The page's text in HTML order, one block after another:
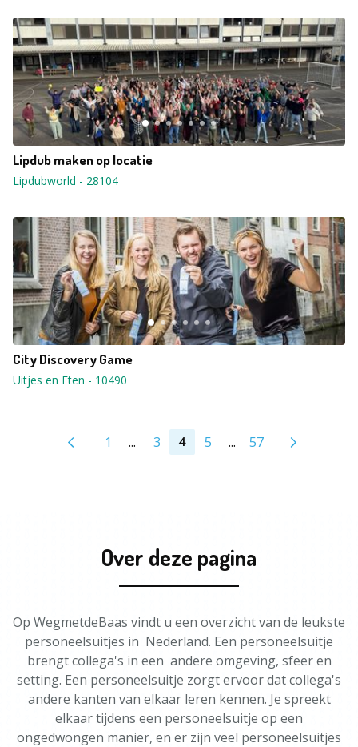
Lipdub maken op locatie
Lipdubworld - 28104
City Discovery Game
Uitjes en Eten - 10490
1 ... 3 4 5 ... 57
Over deze pagina
Op WegmetdeBaas vindt u een overzicht van de leukste
personeelsuitjes in Nederland. Een personeelsuitje
brengt collega's in een andere omgeving, sfeer en
setting. Een personeelsuitje zorgt ervoor dat collega's
andere kanten van elkaar leren kennen. Je spreekt
elkaar tijdens een personeelsuitje op een
ongedwongen manier, en er zijn veel personeelsuitjes